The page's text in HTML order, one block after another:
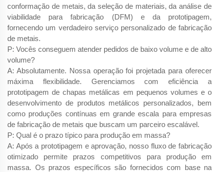
conformação de metais, da seleção de materiais, da análise de
viabilidade para fabricação (DFM) e da prototipagem,
fornecendo um verdadeiro serviço personalizado de fabricação
de metais.
P: Vocês conseguem atender pedidos de baixo volume e de alto
volume?
A: Absolutamente. Nossa operação foi projetada para oferecer
máxima flexibilidade. Gerenciamos com eficiência a
prototipagem de chapas metálicas em pequenos volumes e o
desenvolvimento de produtos metálicos personalizados, bem
como produções contínuas em grande escala para empresas
de fabricação de metais que buscam um parceiro escalável.
P: Qual é o prazo típico para produção em massa?
A: Após a prototipagem e aprovação, nosso fluxo de fabricação
otimizado permite prazos competitivos para produção em
massa. Os prazos específicos são fornecidos com base na